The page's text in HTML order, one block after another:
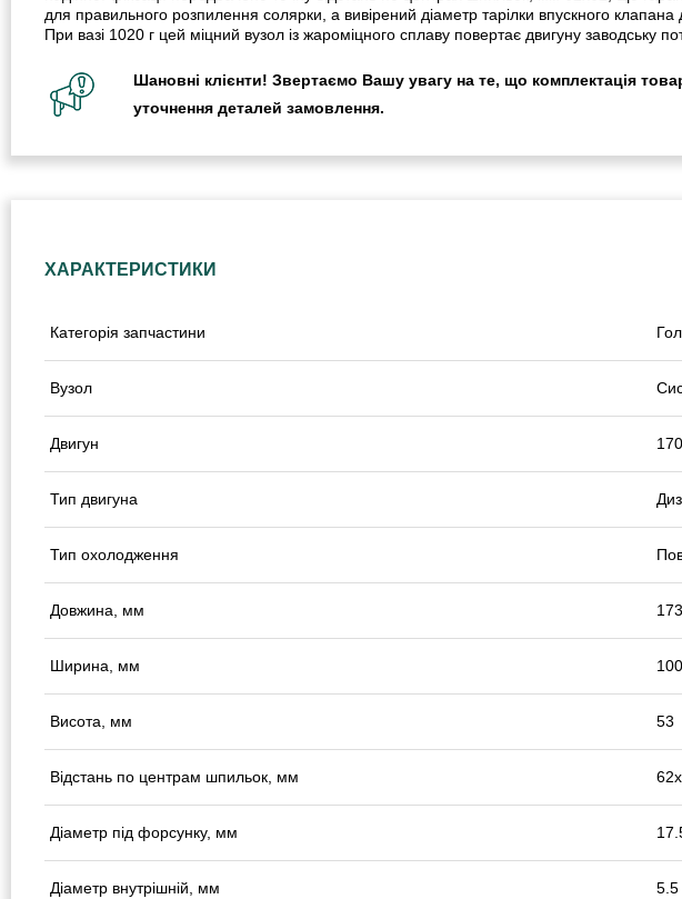
для правильного розпилення солярки, а вивірений діаметр тарілки впускного
При вазі 1020 г цей міцний вузол із жароміцного сплаву повертає двигуну заводську
Шановні клієнти! Звертаємо Вашу увагу на те, що комплектація
уточнення деталей замовлення.
ХАРАКТЕРИСТИКИ
Категорія запчастини
Вузол
Двигун
Тип двигуна
Тип охолодження
Довжина, мм 173
Ширина, мм 100
Висота, мм 53
Відстань по центрам шпильок, мм
Діаметр під форсунку, мм
Діаметр внутрішній, мм 5.5